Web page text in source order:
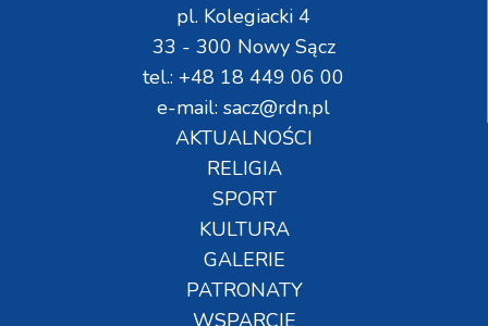
pl. Kolegiacki 4
33 - 300 Nowy Sącz
tel.: +48 18 449 06 00
e-mail: sacz@rdn.pl
AKTUALNOŚCI
RELIGIA
SPORT
KULTURA
GALERIE
PATRONATY
WSPARCIE